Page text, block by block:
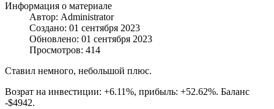
Информация о материале
Автор: Administrator
Создано: 01 сентября 2023
Обновлено: 01 сентября 2023
Просмотров: 414
Ставил немного, небольшой плюс.
Возрат на инвестиции: +6.11%, прибыль: +52.62%. Баланс
-$4942.